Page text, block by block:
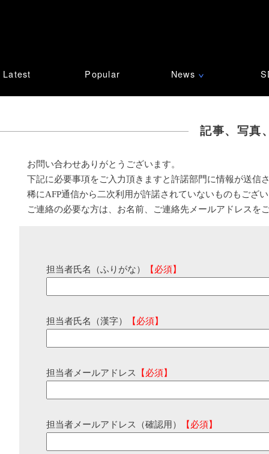
Latest Popular News ∨
記事、写真
お問い合わせありがとうございます。
下記に必要事項をご入力頂きますと許諾部門に情報が送信
稀にAFP通信から二次利用が許諾されていないものもござ
ご連絡の必要な方は、お名前、ご連絡先メールアドレスを
担当者氏名（ふりがな） 【必須】
担当者氏名（漢字） 【必須】
担当者メールアドレス 【必須】
担当者メールアドレス（確認用） 【必須】